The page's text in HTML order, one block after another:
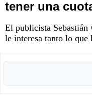
tener una
El publicista Sebastián
le interesa tanto lo que